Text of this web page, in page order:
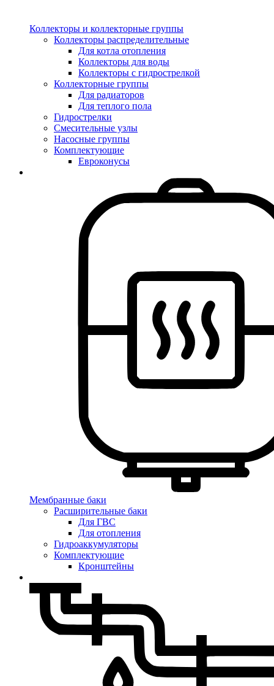
Коллекторы и коллекторные группы
Коллекторы распределительные
Для котла отопления
Коллекторы для воды
Коллекторы с гидрострелкой
Коллекторные группы
Для радиаторов
Для теплого пола
Гидрострелки
Смесительные узлы
Насосные группы
Комплектующие
Евроконусы
Мембранные баки
Расширительные баки
Для ГВС
Для отопления
Гидроаккумуляторы
Комплектующие
Кронштейны